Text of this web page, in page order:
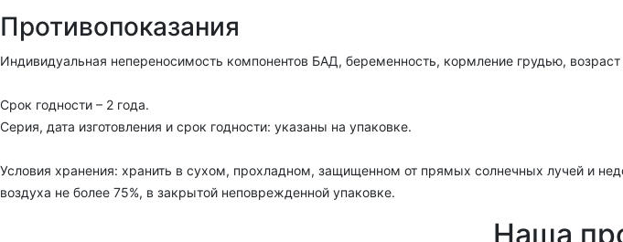
Противопоказания
Индивидуальная непереносимость компонентов БАД, беременность, кормление грудью,
Срок годности – 2 года.
Серия, дата изготовления и срок годности: указаны на упаковке.
Условия хранения: хранить в сухом, прохладном, защищенном от прямых солнечных лучей и
воздуха не более 75%, в закрытой неповрежденной упаковке.
Наша